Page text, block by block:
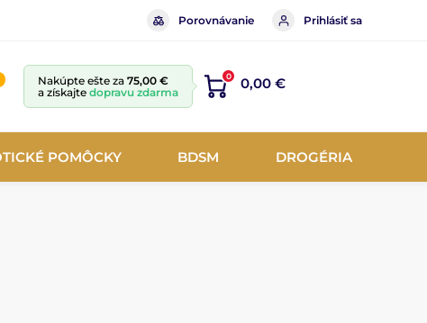
Porovnávanie Prihlásiť sa
Nakúpte ešte za 75,00 €
a získajte dopravu zdarma
0 0,00 €
POMÔCKY BDSM DROGÉRIA